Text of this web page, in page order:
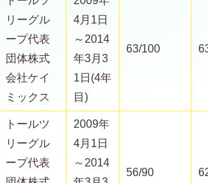
リーグル
ープ代表
団体株式
会社ケイ
ミックス
4月1日
～2014
年3月3
1日(4年
目)
63/100
トールツ
リーグル
ープ代表
2009年
4月1日
～2014
56/90